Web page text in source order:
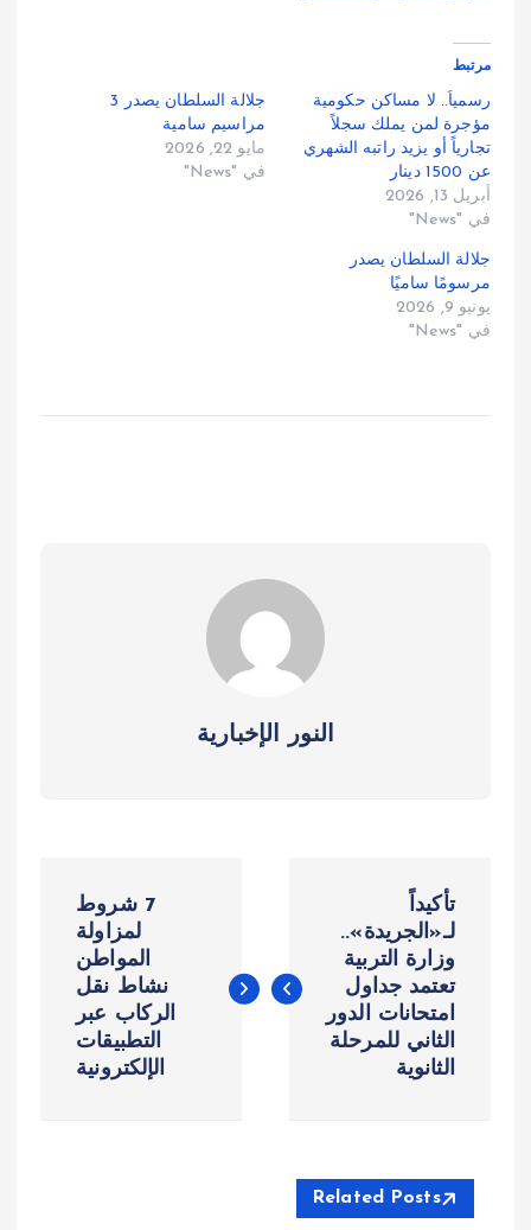
مرتبط
رسمياً.. لا مساكن حكومية
مؤجرة لمن يملك سجلاً
تجارياً أو يزيد راتبه الشهري
عن 1500 دينار
أبريل 13, 2026
في "News"
جلالة السلطان يصدر 3
مراسيم سامية
مايو 22, 2026
في "News"
جلالة السلطان يصدر
مرسومًا ساميًا
يونيو 9, 2026
في "News"
النور الإخبارية
ص
تأكيداً
لـ«الجريدة»..
وزارة التربية
تعتمد جداول
امتحانات الدور
الثاني للمرحلة
الثانوية
7 شروط
لمزاولة
المواطن
نشاط نقل
الركاب عبر
التطبيقات
الإلكترونية
Related Posts